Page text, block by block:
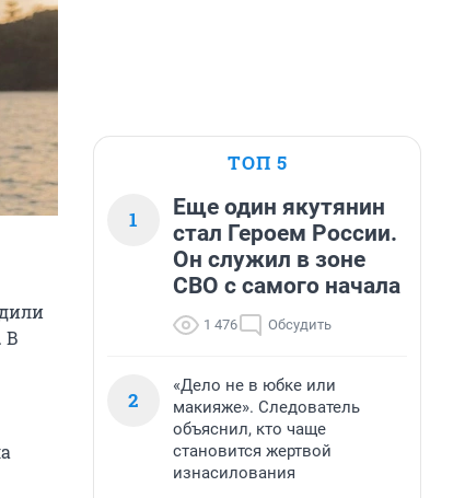
. В
ТОП 5
1
Еще один якутянин
стал Героем России.
Он служил в зоне
СВО с самого начала
1 476 Обсудить
2
«Дело не в юбке или
макияже». Следователь
объяснил, кто чаще
становится жертвой
изнасилования